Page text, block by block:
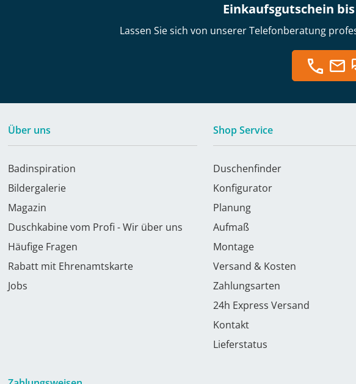
Einkaufsgutschein
Lassen Sie sich von unserer Telefonberatung
Über uns
Badinspiration
Bildergalerie
Magazin
Duschkabine vom Profi - Wir über uns
Häufige Fragen
Rabatt mit Ehrenamtskarte
Jobs
Shop Service
Duschenfinder
Konfigurator
Planung
Aufmaß
Montage
Versand & Kosten
Zahlungsarten
24h Express Versand
Kontakt
Lieferstatus